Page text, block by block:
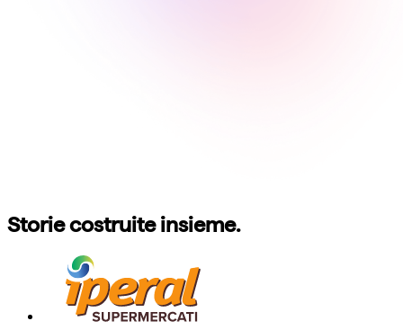
Storie costruite insieme.